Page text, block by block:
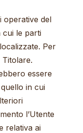
operative del
cui le parti
Per
essere
in cui
l’Utente
relativa ai